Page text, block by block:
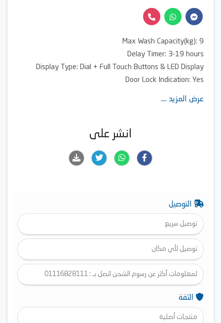
Max Wash Capacity(kg): 9
Delay Timer: 3-19 hours
Display Type: Dial + Full Touch Buttons & LED Display
Door Lock Indication: Yes
1400 RPM
عرض المزيد ....
انشر على
التوصيل
توصيل سريع
توصيل لأي مكان
لمعلومات أكثر عن رسوم الشحن اتصل بـ : 01116828111
الثقة
منتجات أصلية